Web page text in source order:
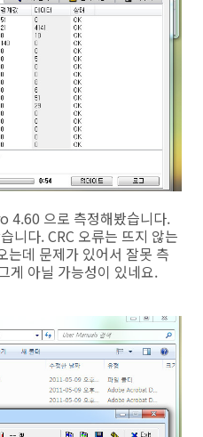
4.60 으로 측정해봤습니다.
니다. CRC 오류는 뜨지 않는
는데 문제가 있어서 잘못 측
게 아닐 가능성이 있네요.